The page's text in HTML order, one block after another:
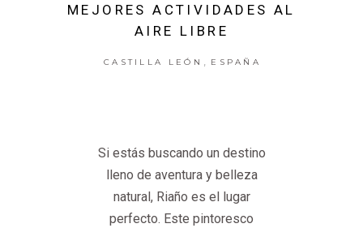
MEJORES ACTIVIDADES AL
AIRE LIBRE
CASTILLA LEÓN ESPAÑA
Si estás buscando un destino
lleno de aventura y belleza
natural, Riaño es el lugar
perfecto. Este pintoresco